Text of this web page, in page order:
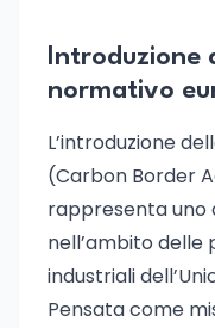
Introduzione
normativo
L’introduzione
(Carbon Border
rappresenta uno
nell’ambito
industriali
Pensata come